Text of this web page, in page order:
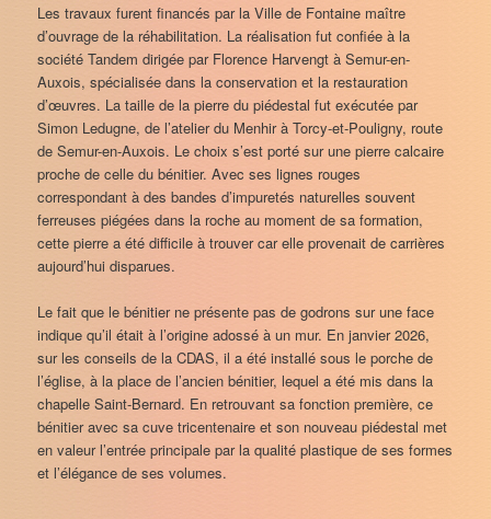
Les travaux furent financés par la Ville de Fontaine maître
d’ouvrage de la réhabilitation. La réalisation fut confiée à la
société Tandem dirigée par Florence Harvengt à Semur-en-
Auxois, spécialisée dans la conservation et la restauration
d’œuvres. La taille de la pierre du piédestal fut exécutée par
Simon Ledugne, de l’atelier du Menhir à Torcy-et-Pouligny, route
de Semur-en-Auxois. Le choix s’est porté sur une pierre calcaire
proche de celle du bénitier. Avec ses lignes rouges
correspondant à des bandes d’impuretés naturelles souvent
ferreuses piégées dans la roche au moment de sa formation,
cette pierre a été difficile à trouver car elle provenait de carrières
aujourd’hui disparues.
Le fait que le bénitier ne présente pas de godrons sur une face
indique qu’il était à l’origine adossé à un mur. En janvier 2026,
sur les conseils de la CDAS, il a été installé sous le porche de
l’église, à la place de l’ancien bénitier, lequel a été mis dans la
chapelle Saint-Bernard. En retrouvant sa fonction première, ce
bénitier avec sa cuve tricentenaire et son nouveau piédestal met
en valeur l’entrée principale par la qualité plastique de ses formes
et l’élégance de ses volumes.